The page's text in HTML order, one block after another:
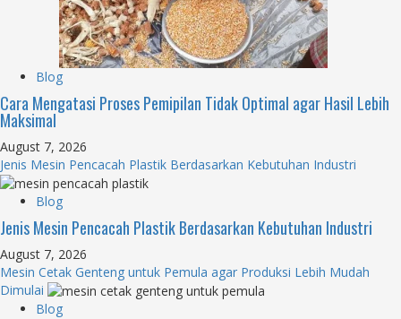
Blog
Cara Mengatasi Proses Pemipilan Tidak Optimal agar Hasil Lebih
Maksimal
August 7, 2026
Jenis Mesin Pencacah Plastik Berdasarkan Kebutuhan Industri
Blog
Jenis Mesin Pencacah Plastik Berdasarkan Kebutuhan Industri
August 7, 2026
Mesin Cetak Genteng untuk Pemula agar Produksi Lebih Mudah
Dimulai
Blog